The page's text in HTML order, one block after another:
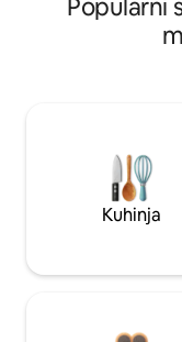
Popularni
Kuhinja